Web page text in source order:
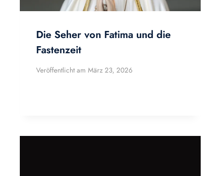
Die Seher von Fatima und die
Fastenzeit
Veröffentlicht am März 23, 2026